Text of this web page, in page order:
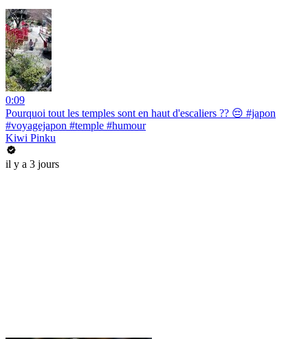
0:09
Pourquoi tout les temples sont en haut d'escaliers ?? 😔 #japon
#voyagejapon #temple #humour
Kiwi Pinku
il y a 3 jours